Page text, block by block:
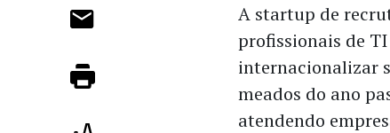
A startup de
profissionais de
internacionalizar
meados do ano
atendendo